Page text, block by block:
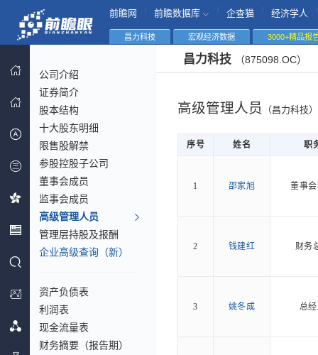
前瞻网 前瞻数据库 企查猫 经济学人
昌力科技 宏观经济数据 3000+精品报
公司介绍
证券简介
股本结构
十大股东明细
限售股解禁
参股控股子公司
董事会成员
监事会成员
高级管理人员
管理层持股及报酬
企业高级查询（新）
资产负债表
利润表
现金流量表
财务摘要（报告期）
昌力科技 （875098.OC）
高级管理人员 （昌力科技）
序号 姓名 职
1 邵家旭 董事
2 钱建红 财务
3 姚冬成 总